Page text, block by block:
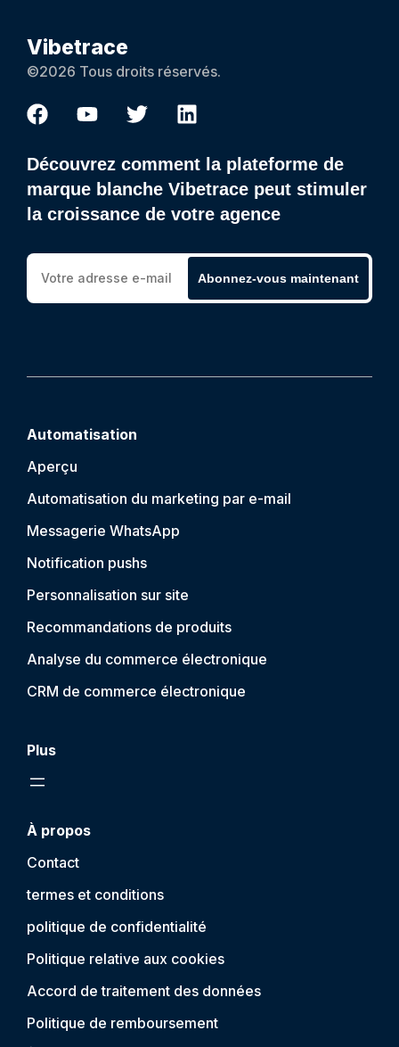
Vibetrace
©2026 Tous droits réservés.
Découvrez comment la plateforme de
marque blanche Vibetrace peut stimuler
la croissance de votre agence
Abonnez-vous maintenant
Automatisation
Aperçu
Automatisation du marketing par e-mail
Messagerie WhatsApp
Notification pushs
Personnalisation sur site
Recommandations de produits
Analyse du commerce électronique
CRM de commerce électronique
Plus
À propos
Contact
termes et conditions
politique de confidentialité
Politique relative aux cookies
Accord de traitement des données
Politique de remboursement